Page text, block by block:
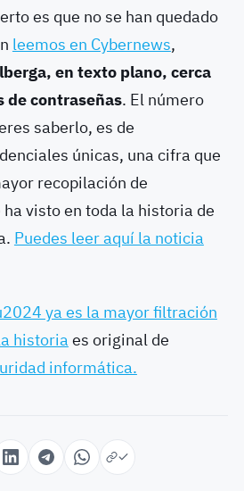
es que no se han quedado
leemos en Cybernews,
en texto plano, cerca
de contraseñas. El número
saberlo, es de
únicas, una cifra que
recopilación de
visto en toda la historia de
Puedes leer aquí la noticia
ya es la mayor filtración
historia es original de
informática.